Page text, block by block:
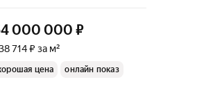
000 000 ₽
714 ₽ за м²
цена онлайн показ